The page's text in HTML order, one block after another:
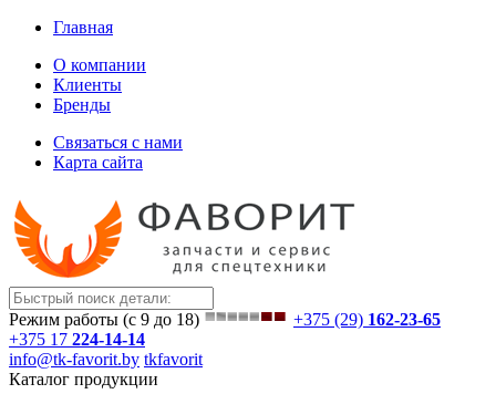
Главная
О компании
Клиенты
Бренды
Связаться с нами
Карта сайта
Режим работы (с 9 до 18) +375 (29) 162-23-65
+375 17 224-14-14
info@tk-favorit.by tkfavorit
Каталог продукции